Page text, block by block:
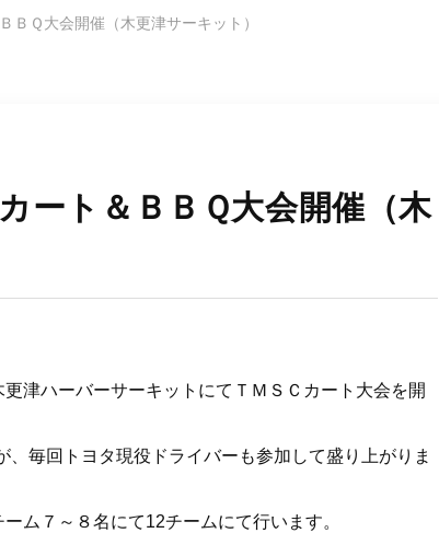
ＢＱ大会開催（木更津サーキット）
ート＆ＢＢＱ大会開催（木
津ハーバーサーキットにてＴＭＳＣカート大会を開
、毎回トヨタ現役ドライバーも参加して盛り上がりま
ム７～８名にて12チームにて行います。